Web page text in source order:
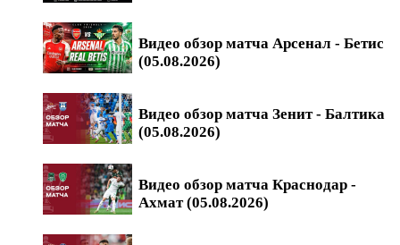
Видео обзор матча Арсенал - Бетис
(05.08.2026)
Видео обзор матча Зенит - Балтика
(05.08.2026)
Видео обзор матча Краснодар -
Ахмат (05.08.2026)